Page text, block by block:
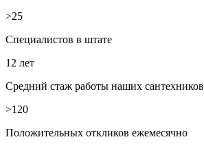
>25
Специалистов в штате
12 лет
Средний стаж работы наших сантехников
>120
Положительных откликов ежемесячно